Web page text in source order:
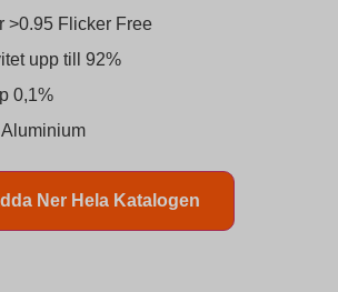
>0.95 Flicker Free
upp till 92%
0,1%
Ner Hela Katalogen